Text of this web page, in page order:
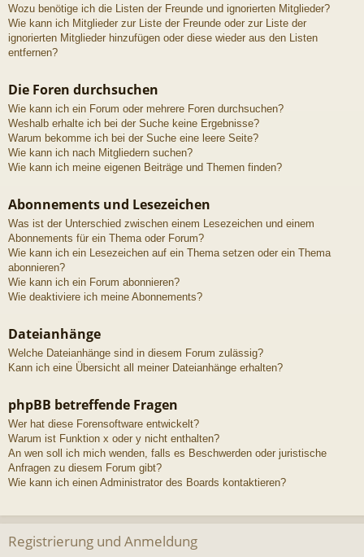
Wozu benötige ich die Listen der Freunde und ignorierten Mitglieder?
Wie kann ich Mitglieder zur Liste der Freunde oder zur Liste der
ignorierten Mitglieder hinzufügen oder diese wieder aus den Listen
entfernen?
Die Foren durchsuchen
Wie kann ich ein Forum oder mehrere Foren durchsuchen?
Weshalb erhalte ich bei der Suche keine Ergebnisse?
Warum bekomme ich bei der Suche eine leere Seite?
Wie kann ich nach Mitgliedern suchen?
Wie kann ich meine eigenen Beiträge und Themen finden?
Abonnements und Lesezeichen
Was ist der Unterschied zwischen einem Lesezeichen und einem
Abonnements für ein Thema oder Forum?
Wie kann ich ein Lesezeichen auf ein Thema setzen oder ein Thema
abonnieren?
Wie kann ich ein Forum abonnieren?
Wie deaktiviere ich meine Abonnements?
Dateianhänge
Welche Dateianhänge sind in diesem Forum zulässig?
Kann ich eine Übersicht all meiner Dateianhänge erhalten?
phpBB betreffende Fragen
Wer hat diese Forensoftware entwickelt?
Warum ist Funktion x oder y nicht enthalten?
An wen soll ich mich wenden, falls es Beschwerden oder juristische
Anfragen zu diesem Forum gibt?
Wie kann ich einen Administrator des Boards kontaktieren?
Registrierung und Anmeldung